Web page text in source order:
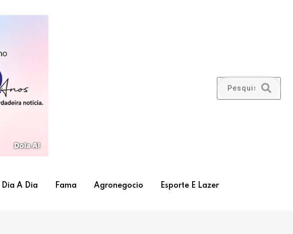
Dia A Dia Fama Agronegocio Esporte E Lazer